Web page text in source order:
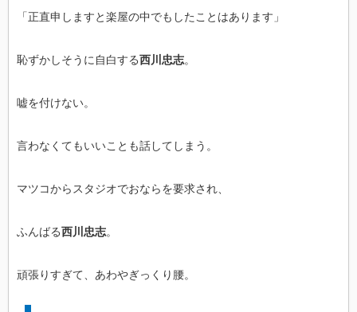
「正直申しますと楽屋の中でもしたことはあります」
恥ずかしそうに自白する西川忠志。
嘘を付けない。
言わなくてもいいことも話してしまう。
マツコからスタジオでおならを要求され、
ふんばる西川忠志。
頑張りすぎて、あわやぎっくり腰。